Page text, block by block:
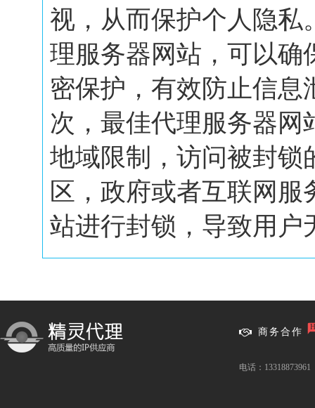
视，从而保护个人隐私
理服务器网站，可以确
密保护，有效防止信
次，最佳代理服务器
地域限制，访问被封锁
区，政府或者互联网
站进行封锁，导致用户
商务合作
电话：13318873961